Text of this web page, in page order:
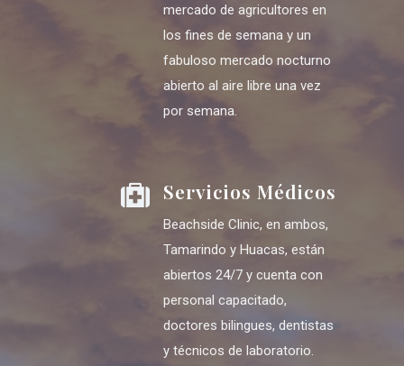
mercado de agricultores en
los fines de semana y un
fabuloso mercado nocturno
abierto al aire libre una vez
por semana.
Servicios Médicos
Beachside Clinic, en ambos,
Tamarindo y Huacas, están
abiertos 24/7 y cuenta con
personal capacitado,
doctores bilingues, dentistas
y técnicos de laboratorio.